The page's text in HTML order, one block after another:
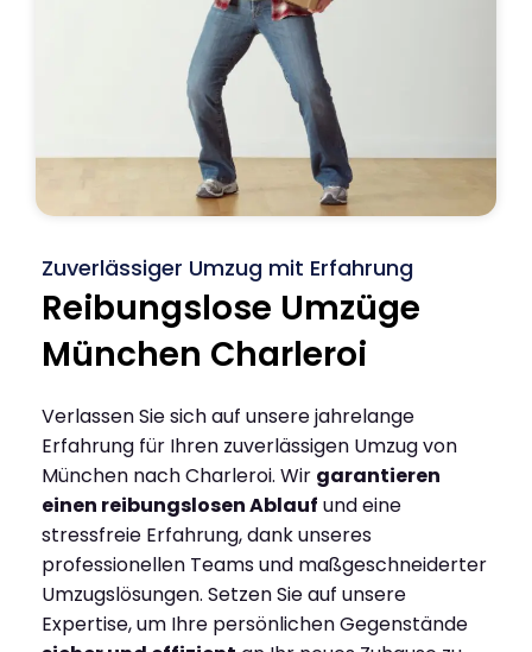
Zuverlässiger Umzug mit Erfahrung
Reibungslose Umzüge
München Charleroi
Verlassen Sie sich auf unsere jahrelange
Erfahrung für Ihren zuverlässigen Umzug von
München nach Charleroi. Wir garantieren
einen reibungslosen Ablauf und eine
stressfreie Erfahrung, dank unseres
professionellen Teams und maßgeschneiderter
Umzugslösungen. Setzen Sie auf unsere
Expertise, um Ihre persönlichen Gegenstände